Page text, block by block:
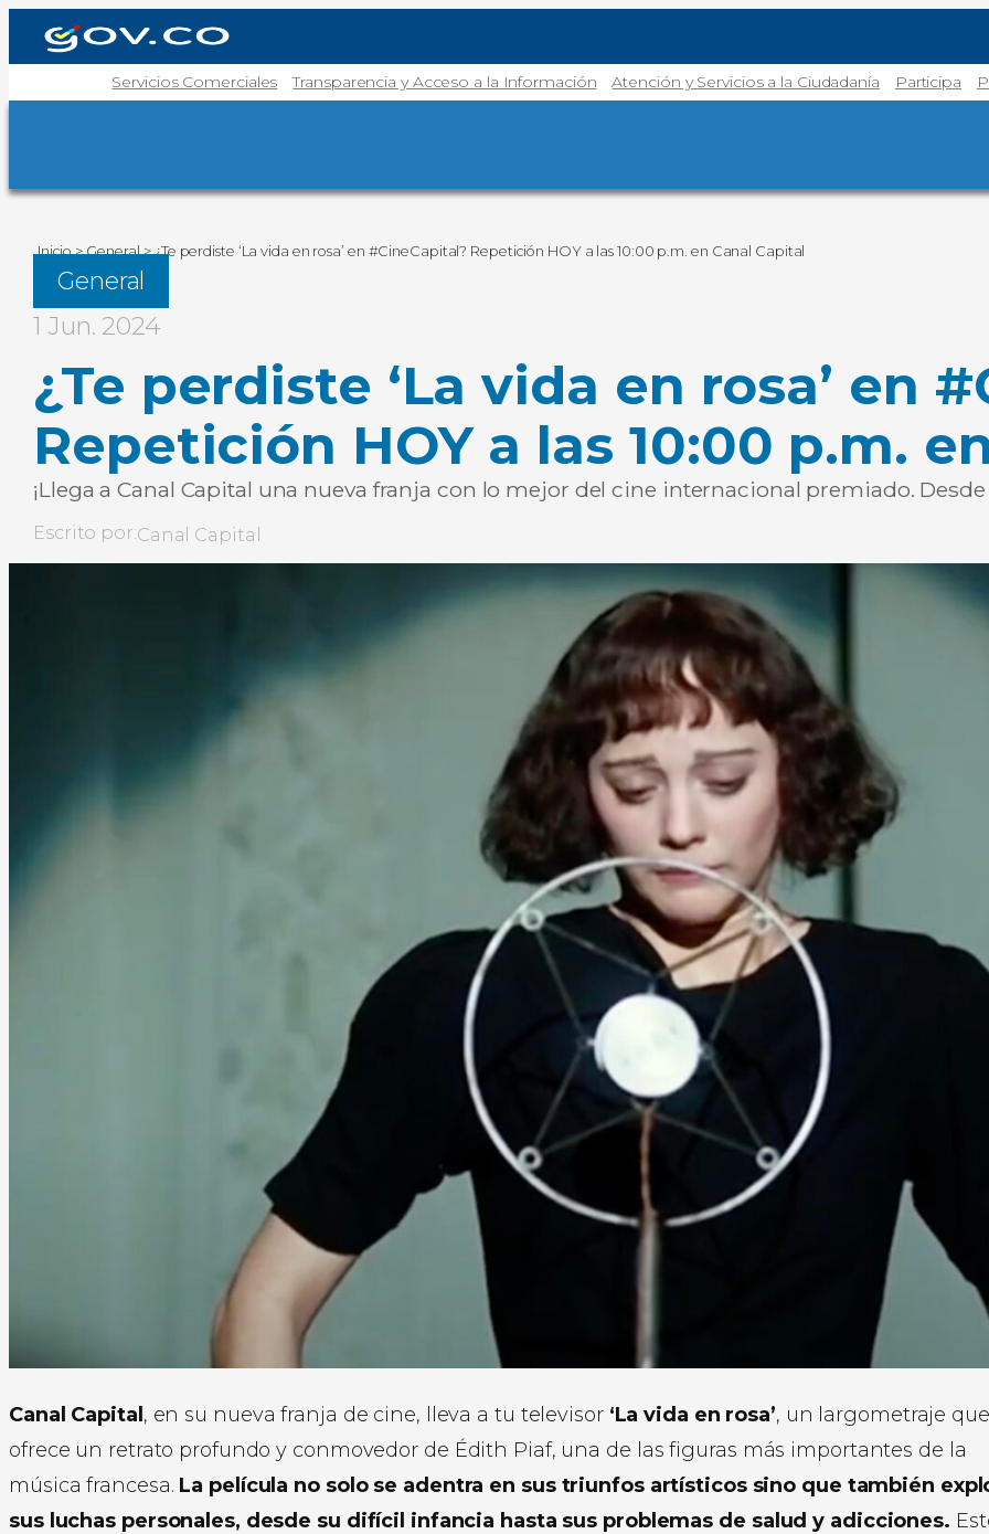
Servicios Comerciales Transparencia y Acceso a la Información Atención y Servicios a la Ciudadanía Participa
Inicio>General>¿Te perdiste ‘La vida en rosa’ en #CineCapital? Repetición HOY a las 10:00 p.m. en Canal Capital
General
1 Jun. 2024
¿Te perdiste ‘La vida en rosa’ en
Repetición HOY a las 10:00 p.m.
¡Llega a Canal Capital una nueva franja con lo mejor del cine internacional premiado.
Escrito por:Canal Capital
Canal Capital, en su nueva franja de cine, lleva a tu televisor ‘La vida en rosa’, un largometraje que
ofrece un retrato profundo y conmovedor de Édith Piaf, una de las figuras más importantes de la
música francesa. La película no solo se adentra en sus triunfos artísticos sino que también
sus luchas personales, desde su difícil infancia hasta sus problemas de salud y adicciones.